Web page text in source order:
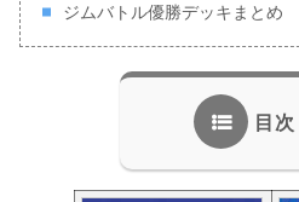
ジムバトル優勝デッキまとめ
目次